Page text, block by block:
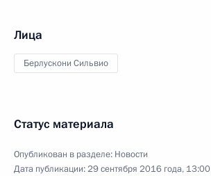
Лица
Берлускони Сильвио
Статус материала
Опубликован в разделе: Новости
Дата публикации:29 сентября 2016 года, 13:00